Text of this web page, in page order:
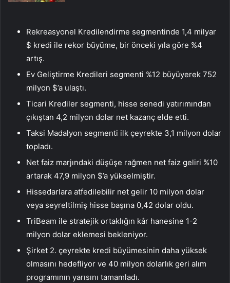
Rekreasyonel Kredilendirme segmentinde 1,4 milyar
$ kredi ile rekor büyüme, bir önceki yıla göre %4
artış.
Ev Geliştirme Kredileri segmenti %12 büyüyerek 752
milyon $’a ulaştı.
Ticari Krediler segmenti, hisse senedi yatırımından
çıkıştan 4,2 milyon dolar net kazanç elde etti.
Taksi Madalyon segmenti ilk çeyrekte 3,1 milyon dolar
topladı.
Net faiz marjındaki düşüşe rağmen net faiz geliri %10
artarak 47,9 milyon $’a yükselmiştir.
Hissedarlara atfedilebilir net gelir 10 milyon dolar
veya seyreltilmiş hisse başına 0,42 dolar oldu.
TriBeam ile stratejik ortaklığın kâr hanesine 1-2
milyon dolar eklemesi bekleniyor.
Şirket 2. çeyrekte kredi büyümesinin daha yüksek
olmasını hedefliyor ve 40 milyon dolarlık geri alım
programının yarısını tamamladı.